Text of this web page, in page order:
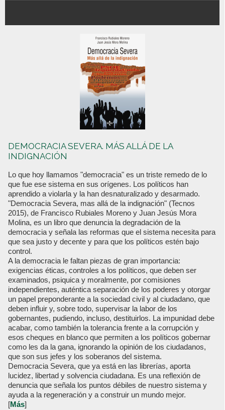
DEMOCRACIA SEVERA. MÁS ALLÁ DE LA
INDIGNACIÓN
Lo que hoy llamamos "democracia" es un triste remedo de lo
que fue ese sistema en sus orígenes. Los políticos han
aprendido a violarla y la han desnaturalizado y desarmado.
"Democracia Severa, mas allá de la indignación" (Tecnos
2015), de Francisco Rubiales Moreno y Juan Jesús Mora
Molina, es un libro que denuncia la degradación de la
democracia y señala las reformas que el sistema necesita para
que sea justo y decente y para que los políticos estén bajo
control.
A la democracia le faltan piezas de gran importancia:
exigencias éticas, controles a los políticos, que deben ser
examinados, psiquica y moralmente, por comisiones
independientes, auténtica separación de los poderes y otorgar
un papel preponderante a la sociedad civil y al ciudadano, que
deben influir y, sobre todo, supervisar la labor de los
gobernantes, pudiendo, incluso, destituirlos. La impunidad debe
acabar, como también la tolerancia frente a la corrupción y
esos cheques en blanco que permiten a los políticos gobernar
como les da la gana, ignorando la opinión de los ciudadanos,
que son sus jefes y los soberanos del sistema.
Democracia Severa, que ya está en las librerías, aporta
lucidez, libertad y solvencia ciudadana. Es una reflexión de
denuncia que señala los puntos débiles de nuestro sistema y
ayuda a la regeneración y a construir un mundo mejor.
[Más]